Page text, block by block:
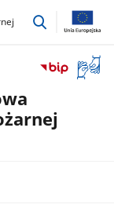
przejdź
okno